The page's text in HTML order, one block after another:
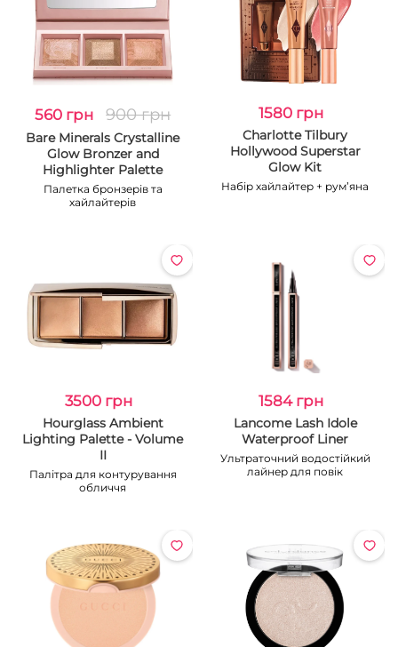
560 грн 900 грн
Bare Minerals Crystalline
Glow Bronzer and
Highlighter Palette
Палетка бронзерів та
хайлайтерів
1580 грн
Charlotte Tilbury
Hollywood Superstar
Glow Kit
Набір хайлайтер + румʼяна
3500 грн
Hourglass Ambient
Lighting Palette - Volume
II
Палітра для контурування
обличчя
1584 грн
Lancome Lash Idole
Waterproof Liner
Ультраточний водостійкий
лайнер для повік